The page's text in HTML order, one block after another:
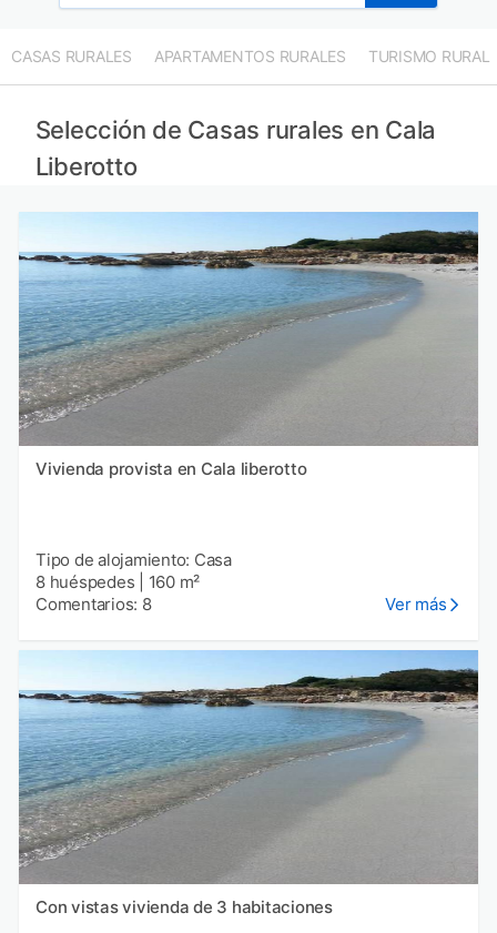
CASAS RURALES APARTAMENTOS RURALES TURISMO RURAL
Selección de Casas rurales en Cala
Liberotto
Vivienda provista en Cala liberotto
Tipo de alojamiento: Casa
8 huéspedes
160 m²
Comentarios: 8
Ver más
Con vistas vivienda de 3 habitaciones